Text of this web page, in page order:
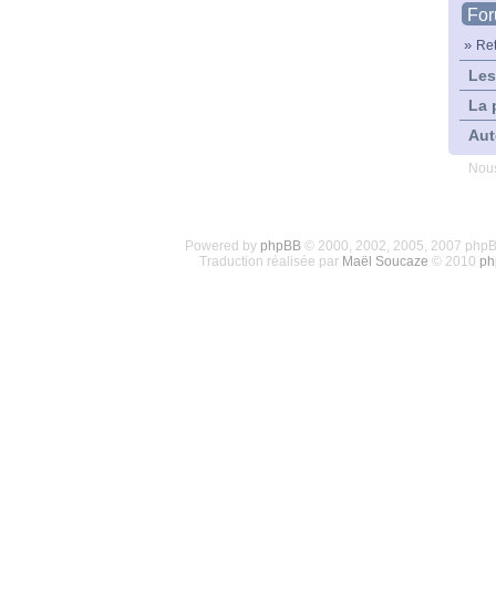
»
La
Powered by phpBB© 2000, 2002, 2005, 2007
Traduction réalisée par Maël Soucaze © 2010